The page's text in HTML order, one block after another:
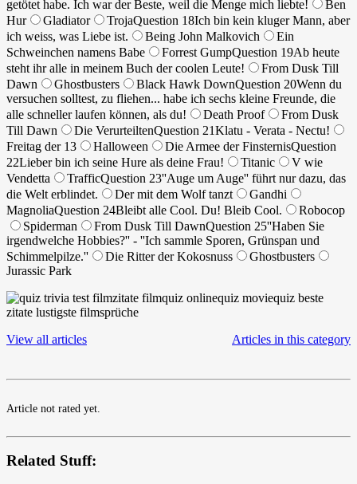
getötet habe. Ich war der Beste, weil die Menge mich liebte!
Ben
Hur
Gladiator TrojaQuestion 18Ich bin kein kluger Mann, aber
ich weiss, was Liebe ist.
Being John Malkovich
Ein
Schweinchen namens Babe
Forrest GumpQuestion 19Ab heute
steht ihr alle in meinem Buch der coolen Leute!
From Dusk Till
Dawn
Ghostbusters Black Hawk DownQuestion 20Wenn du
versuchen solltest, zu fliehen... habe ich sechs kleine Freunde, die
alle schneller laufen können, als du!
Death Proof
From Dusk
Till Dawn
Die VerurteiltenQuestion 21Klatu - Verata - Nectu!
Freitag der 13
Halloween Die Armee der FinsternisQuestion
22Lieber bin ich seine Hure als deine Frau! Titanic
V wie
Vendetta
TrafficQuestion 23''Auge um Auge'' führt nur dazu, das
die Welt erblindet.
Der mit dem Wolf tanzt
Gandhi
MagnoliaQuestion 24Bleibt alle Cool. Du! Bleib Cool.
Robocop
Spiderman
From Dusk Till DawnQuestion 25''Haben Sie
irgendwelche Hobbies?'' - ''Ich sammle Sporen, Grünspan und
Schimmelpilze.''
Die Ritter der Kokosnuss
Ghostbusters
Jurassic Park
View all articles Articles in this category
Article not rated yet.
Related Stuff: